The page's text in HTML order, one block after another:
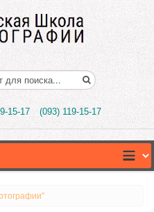
15-17 (093) 119-15-17